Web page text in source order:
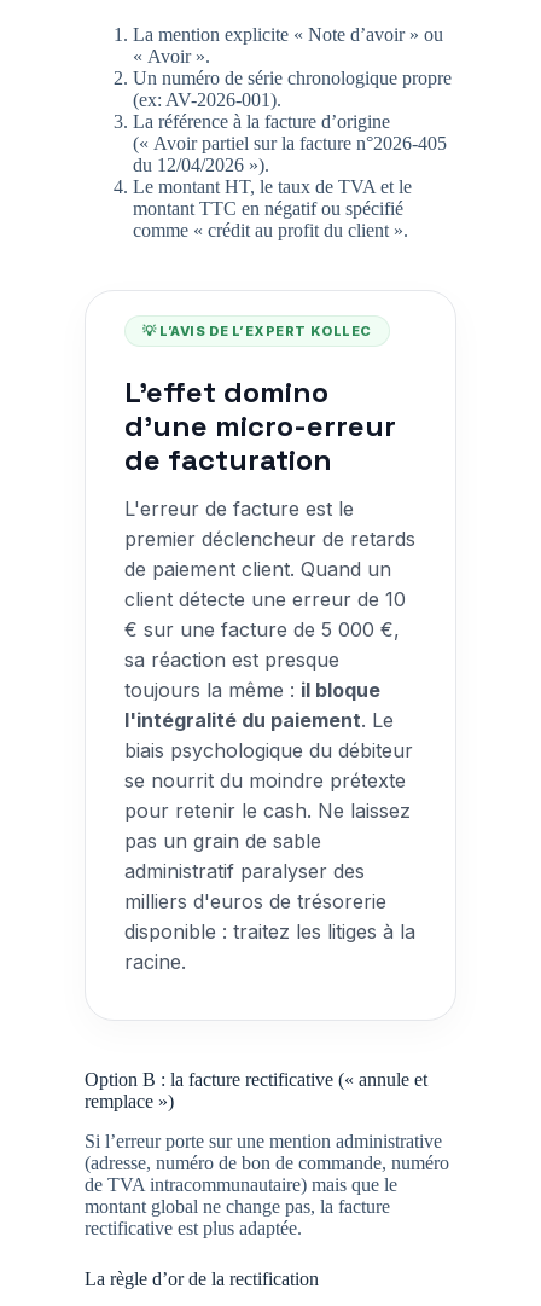
La mention explicite « Note d’avoir » ou
« Avoir ».
Un numéro de série chronologique propre
(ex: AV-2026-001).
La référence à la facture d’origine
(« Avoir partiel sur la facture n°2026-405
du 12/04/2026 »).
Le montant HT, le taux de TVA et le
montant TTC en négatif ou spécifié
comme « crédit au profit du client ».
💡 L’AVIS DE L’EXPERT KOLLEC
L'effet domino
d'une micro-erreur
de facturation
L'erreur de facture est le
premier déclencheur de retards
de paiement client. Quand un
client détecte une erreur de 10
€ sur une facture de 5 000 €,
sa réaction est presque
toujours la même : il bloque
l'intégralité du paiement. Le
biais psychologique du débiteur
se nourrit du moindre prétexte
pour retenir le cash. Ne laissez
pas un grain de sable
administratif paralyser des
milliers d'euros de trésorerie
disponible : traitez les litiges à la
racine.
Option B : la facture rectificative (« annule et
remplace »)
Si l’erreur porte sur une mention administrative
(adresse, numéro de bon de commande, numéro
de TVA intracommunautaire) mais que le
montant global ne change pas, la facture
rectificative est plus adaptée.
La règle d’or de la rectification